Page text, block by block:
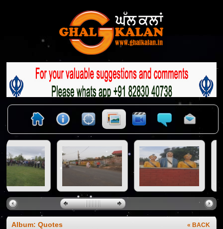
« BACK
Album:Quotes